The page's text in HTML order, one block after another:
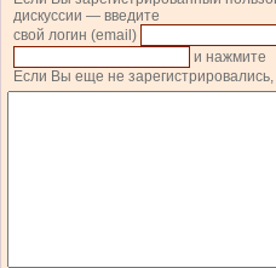
дискуссии — введите
свой логин (email)
и нажмите
Если Вы еще не